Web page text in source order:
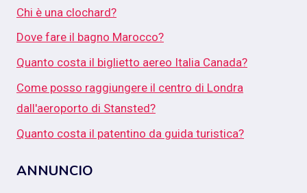
Chi è una clochard?
Dove fare il bagno Marocco?
Quanto costa il biglietto aereo Italia Canada?
Come posso raggiungere il centro di Londra
dall'aeroporto di Stansted?
Quanto costa il patentino da guida turistica?
ANNUNCIO